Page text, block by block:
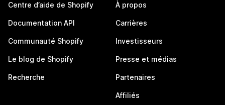
Centre d’aide de Shopify
Documentation API
Communauté Shopify
Le blog de Shopify
Recherche
À propos
Carrières
Investisseurs
Presse et médias
Partenaires
Affiliés